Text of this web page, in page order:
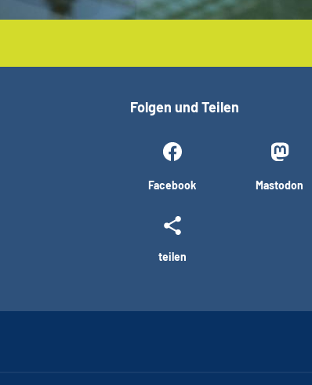
Folgen und Teilen
Facebook Mastodon
teilen